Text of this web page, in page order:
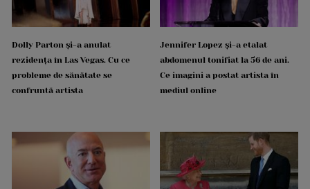
Dolly Parton și-a anulat
rezidența în Las Vegas. Cu ce
probleme de sănătate se
confruntă artista
Jennifer Lopez și-a etalat
abdomenul tonifiat la 56 de ani.
Ce imagini a postat artista în
mediul online